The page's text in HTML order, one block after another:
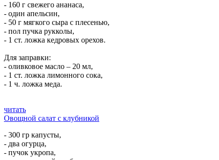
- 160 г свежего ананаса,
- один апельсин,
- 50 г мягкого сыра с плесенью,
- пол пучка рукколы,
- 1 ст. ложка кедровых орехов.
Для заправки:
- оливковое масло – 20 мл,
- 1 ст. ложка лимонного сока,
- 1 ч. ложка меда.
читать
Овощной салат с клубникой
- 300 гр капусты,
- два огурца,
- пучок укропа,